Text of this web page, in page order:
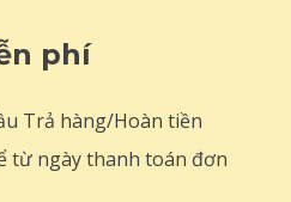
phí
Trả hàng/Hoàn tiền
từ ngày thanh toán đơn